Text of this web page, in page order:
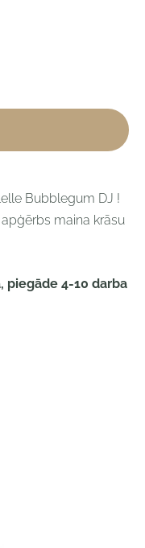
Bubblegum DJ !
maina krāsu
piegāde 4-10 darba